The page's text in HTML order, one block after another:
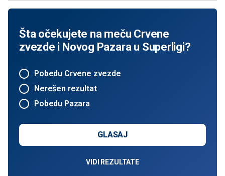
Šta očekujete na meču Crvene
zvezde i Novog Pazara u Superligi?
Pobedu Crvene zvezde
Nerešen rezultat
Pobedu Pazara
GLASAJ
VIDI REZULTATE